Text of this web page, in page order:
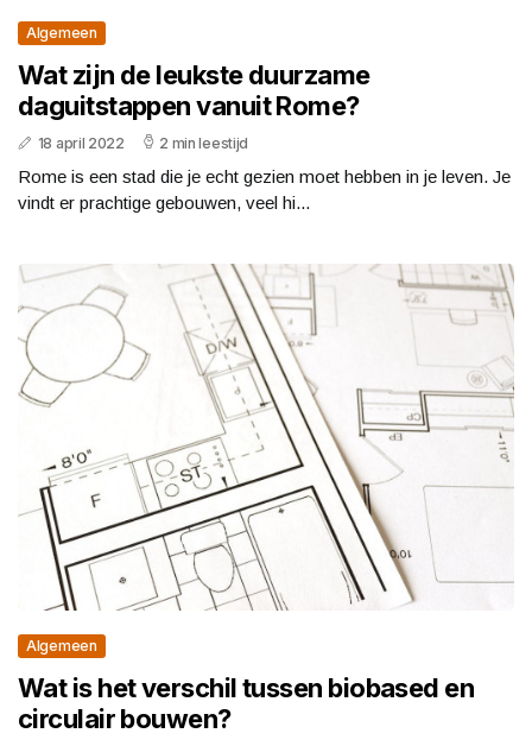
Algemeen
Wat zijn de leukste duurzame
daguitstappen vanuit Rome?
18 april 2022 2 min leestijd
Rome is een stad die je echt gezien moet hebben in je leven. Je
vindt er prachtige gebouwen, veel hi...
Algemeen
Wat is het verschil tussen biobased en
circulair bouwen?